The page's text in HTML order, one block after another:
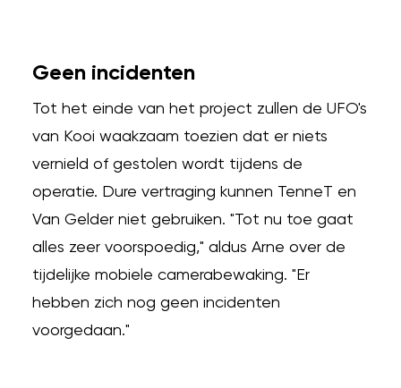
Geen incidenten
Tot het einde van het project zullen de UFO's
van Kooi waakzaam toezien dat er niets
vernield of gestolen wordt tijdens de
operatie. Dure vertraging kunnen TenneT en
Van Gelder niet gebruiken. "Tot nu toe gaat
alles zeer voorspoedig," aldus Arne over de
tijdelijke mobiele camerabewaking. "Er
hebben zich nog geen incidenten
voorgedaan."